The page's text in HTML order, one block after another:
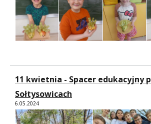
11 kwietnia - Spacer edukacyjny
Sołtysowicach
6.05.2024